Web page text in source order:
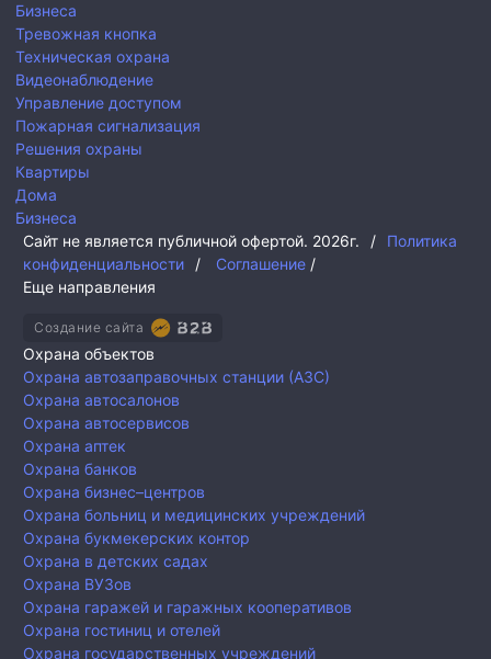
Бизнеса
Тревожная кнопка
Техническая охрана
Видеонаблюдение
Управление доступом
Пожарная сигнализация
Решения охраны
Квартиры
Дома
Бизнеса
Сайт не является публичной офертой. 2026г. /
Политика
конфиденциальности
/ Соглашение /
Еще направления
Создание сайта
Охрана объектов
Охрана автозаправочных станции (АЗС)
Охрана автосалонов
Охрана автосервисов
Охрана аптек
Охрана банков
Охрана бизнес–центров
Охрана больниц и медицинских учреждений
Охрана букмекерских контор
Охрана в детских садах
Охрана ВУЗов
Охрана гаражей и гаражных кооперативов
Охрана гостиниц и отелей
Охрана государственных учреждений